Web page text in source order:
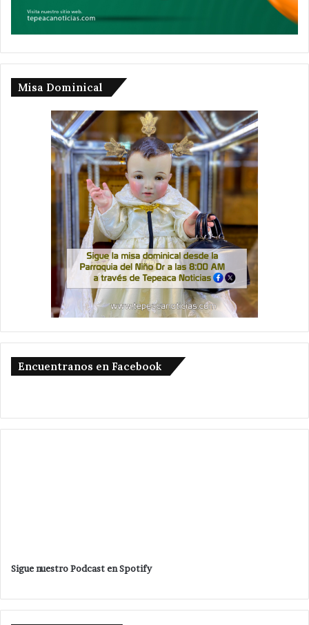
Misa Dominical
Encuentranos en Facebook
Sigue nuestro Podcast en Spotify